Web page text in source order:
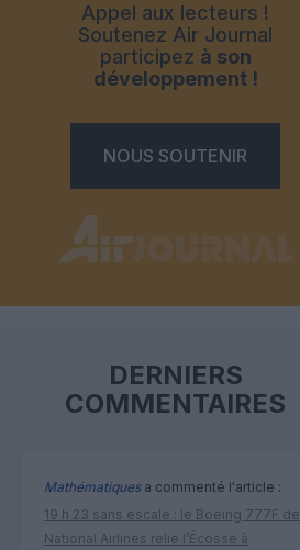
Appel aux lecteurs !
Soutenez Air Journal
participez à son
développement !
NOUS SOUTENIR
DERNIERS
COMMENTAIRES
Mathématiquesa commenté l'article :
19 h 23 sans escale : le Boeing 777F de
National Airlines relie l’Écosse à